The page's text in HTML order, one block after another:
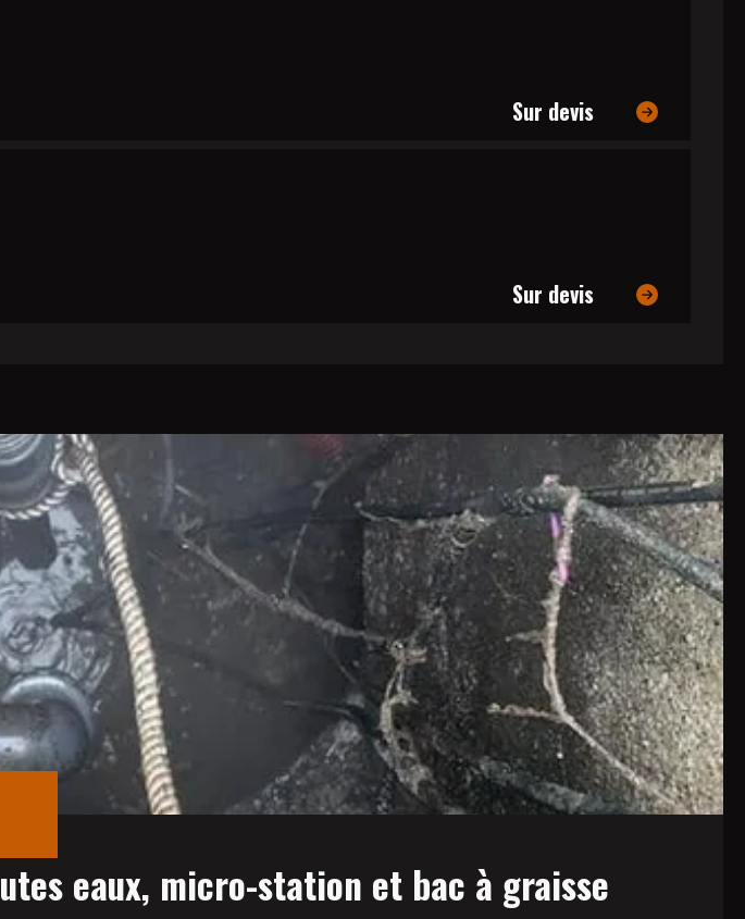
Sur devis
Sur devis
eaux, micro-station et bac à graisse